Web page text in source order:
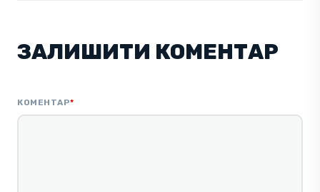
ЗАЛИШИТИ КОМЕНТАР
КОМЕНТАР*